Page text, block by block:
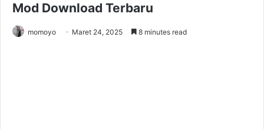
Mod Download Terbaru
momoyo Maret 24, 2025 8 minutes read